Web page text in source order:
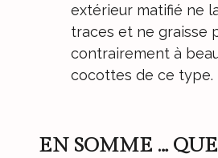
extérieur matifié ne
traces et ne graisse
contrairement à
cocottes de ce type.
EN SOMME …